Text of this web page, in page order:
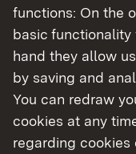
Unsere
europäische
Nach der
functions: On the
basic functionality
hand they allow
by saving and
You can redraw
cookies at any
regarding cookies